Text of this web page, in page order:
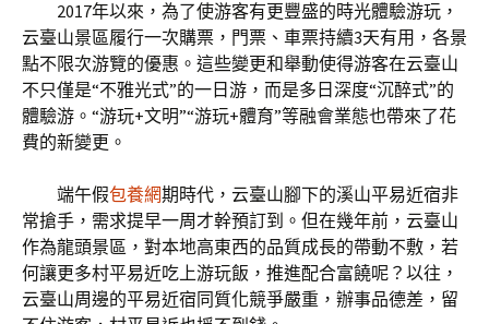
2017年以來，為了使游客有更豐盛的時光體驗游玩，
云臺山景區履行一次購票，門票、車票持續3天有用，各景
點不限次游覽的優惠。這些變更和舉動使得游客在云臺山
不只僅是“不雅光式”的一日游，而是多日深度“沉醉式”的
體驗游。“游玩+文明”“游玩+體育”等融會業態也帶來了花
費的新變更。
端午假包養網期時代，云臺山腳下的溪山平易近宿非
常搶手，需求提早一周才幹預訂到。但在幾年前，云臺山
作為龍頭景區，對本地高東西的品質成長的帶動不敷，若
何讓更多村平易近吃上游玩飯，推進配合富饒呢？以往，
云臺山周邊的平易近宿同質化競爭嚴重，辦事品德差，留